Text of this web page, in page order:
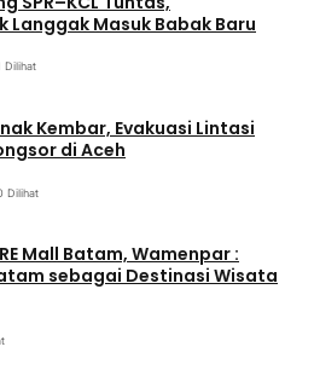
Langgak Masuk Babak Baru
Dilihat
Kembar, Evakuasi Lintasi
di Aceh
Dilihat
Mall Batam, Wamenpar :
sebagai Destinasi Wisata